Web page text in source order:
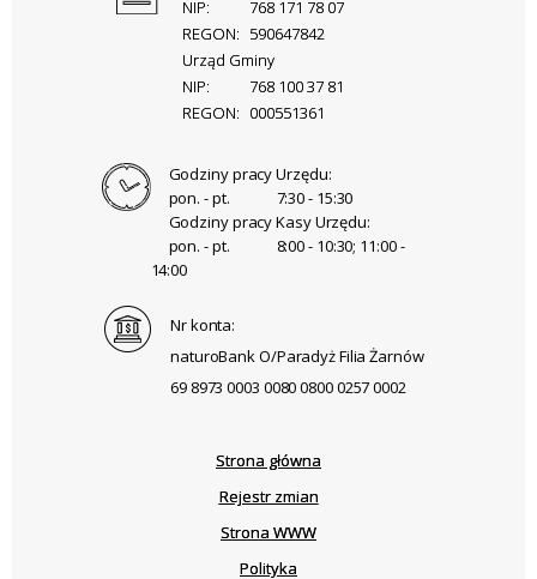
NIP:
768 171 78 07
REGON: 590647842
Urząd Gminy
NIP:
768 100 37 81
REGON: 000551361
Godziny pracy Urzędu:
pon. - pt.
7:30 - 15:30
Godziny pracy Kasy Urzędu:
pon. - pt.
8:00 - 10:30; 11:00 -
14:00
Nr konta:
naturoBank O/Paradyż Filia Żarnów
69 8973 0003 0080 0800 0257 0002
Strona główna
Rejestr zmian
Strona WWW
Polityka